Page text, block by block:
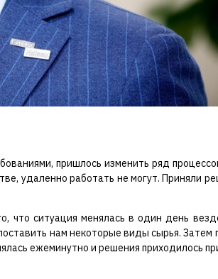
пришлось изменить ряд
удаленно работать не могут. Приняли
что ситуация менялась в один день
нам некоторые виды сырья.
ежеминутно и решения приходилось